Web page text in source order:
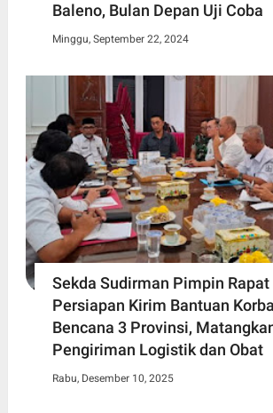
Baleno, Bulan Depan Uji Coba
Minggu, September 22, 2024
Sekda Sudirman Pimpin Rapat
Persiapan Kirim Bantuan
Bencana 3 Provinsi,
Pengiriman Logistik dan Obat
Rabu, Desember 10, 2025